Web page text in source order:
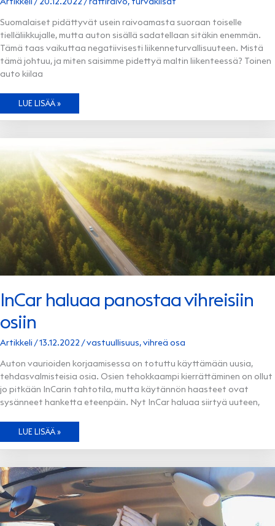
Suomalaiset pidättyvät usein raivoamasta suoraan toiselle
tielläliikkujalle, mutta auton sisällä sadatellaan sitäkin enemmän.
Tämä taas vaikuttaa negatiivisesti liikenneturvallisuuteen. Mistä
tämä johtuu, ja miten saisimme pidettyä maltin liikenteessä? Toinen
auto kiilaa
MIKSI
MONI
LUE LISÄÄ »
InCar haluaa panostaa vihreisiin
osiin
Artikkeli /13.12.2022 /vastuullisuus,vihreä osa
Auton vaurioiden korjaamisessa on totuttu käyttämään uusia,
tehdasvalmisteisia osia. Osien tehokkaampi kierrättäminen on ollut
jo pitkään InCarin tahtotila, mutta käytännön haasteet ovat
sysänneet hanketta eteenpäin. Nyt InCar haluaa siirtyä uuteen,
INCAR
PANOSTAA
LUE LISÄÄ »